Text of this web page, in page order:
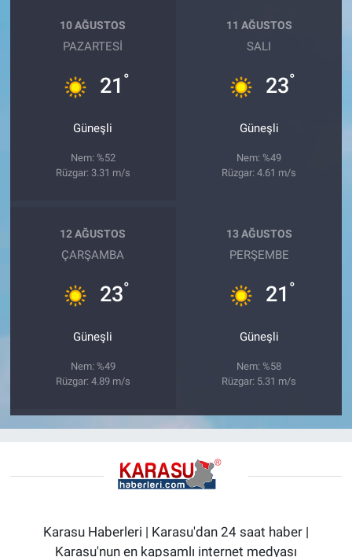
10 AĞUSTOS
PAZARTESI
21 °
Güneşli
Nem: %52
Rüzgar: 3.31 m/s
11 AĞUSTOS
SALI
23°
Güneşli
Nem: %49
Rüzgar: 4.61 m/s
12 AĞUSTOS
ÇARŞAMBA
23°
Güneşli
Nem: %49
Rüzgar: 4.89 m/s
13 AĞUSTOS
PERŞEMBE
21 °
Güneşli
Nem: %58
Rüzgar: 5.31 m/s
Karasu Haberleri | Karasu'dan 24 saat haber |
Karasu'nun en kapsamlı internet medyası